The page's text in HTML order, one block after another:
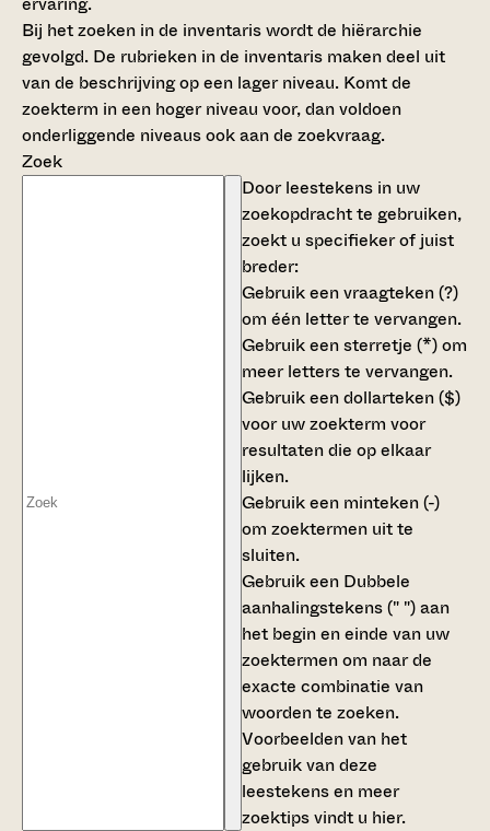
Bij het zoeken in de inventaris wordt de hiërarchie
gevolgd. De rubrieken in de inventaris maken deel uit
van de beschrijving op een lager niveau. Komt de
zoekterm in een hoger niveau voor, dan voldoen
onderliggende niveaus ook aan de zoekvraag.
Zoek
Door leestekens in uw
zoekopdracht te gebruiken,
zoekt u specifieker of juist
breder:
Gebruik eenvraagteken (?)
om één letter te vervangen.
Gebruik eensterretje (*)om
meer letters te vervangen.
Gebruik eendollarteken ($)
voor uw zoekterm voor
resultaten die op elkaar
lijken.
Gebruik een minteken (-)
om zoektermen uit te
sluiten.
Gebruik een Dubbele
aanhalingstekens (" ")aan
het begin en einde van uw
zoektermen om naar de
exacte combinatie van
woorden te zoeken.
Voorbeelden van het
gebruik van deze
leestekens en meer
zoektips vindt u hier.